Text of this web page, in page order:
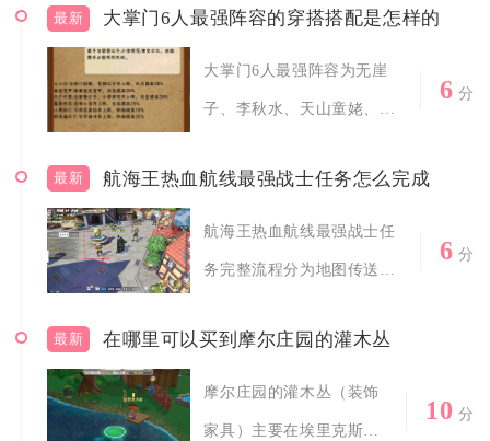
最新 大掌门6人最强阵容的穿搭搭配是怎样的
大掌门6人最强阵容为无崖
子、李秋水、天山童姥、石
6 分
最新 航海王热血航线最强战士任务怎么完成
航海王热血航线最强战士任
务完整流程分为地图传送、
6 分
最新 在哪里可以买到摩尔庄园的灌木丛
摩尔庄园的灌木丛（装饰
家具）主要在埃里克斯家
10 分